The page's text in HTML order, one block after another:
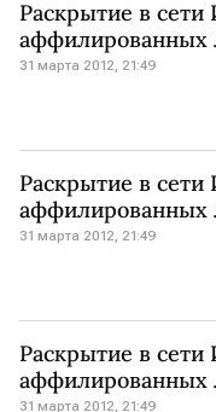
Раскрытие в сети
аффилированных
31 марта 2012, 21:49
Раскрытие в сети
аффилированных
31 марта 2012, 21:49
Раскрытие в сети
аффилированных
31 марта 2012, 21:49